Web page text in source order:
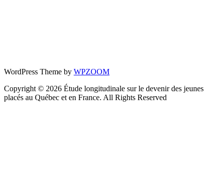
WordPress Theme by WPZOOM
Copyright © 2026 Étude longitudinale sur le devenir des jeunes
placés au Québec et en France. All Rights Reserved